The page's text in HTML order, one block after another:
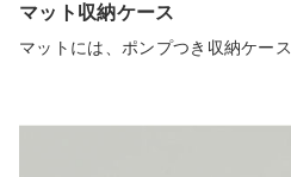
マット収納ケース
マットには、ポンプつき収納ケー